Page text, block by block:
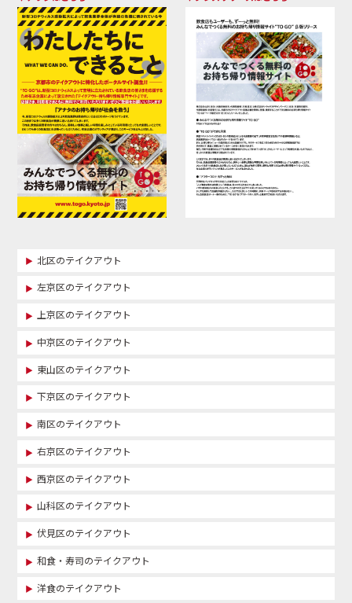
北区のテイクアウト
左京区のテイクアウト
上京区のテイクアウト
中京区のテイクアウト
東山区のテイクアウト
下京区のテイクアウト
南区のテイクアウト
右京区のテイクアウト
西京区のテイクアウト
山科区のテイクアウト
伏見区のテイクアウト
和食・寿司のテイクアウト
洋食のテイクアウト